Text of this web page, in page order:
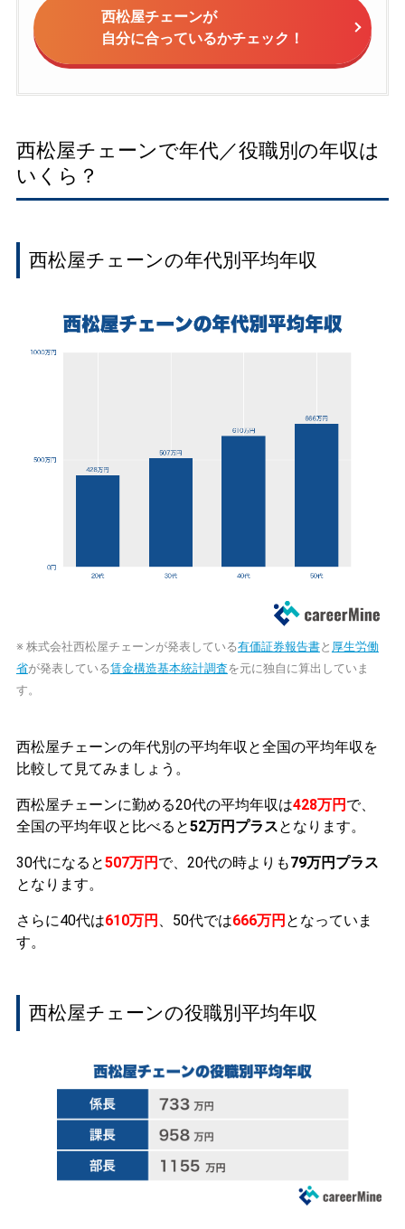
西松屋チェーンが
自分に合っているかチェック！
西松屋チェーンで年代／役職別の年収は
いくら？
西松屋チェーンの年代別平均年収
※ 株式会社西松屋チェーンが発表している有価証券報告書と 厚生労働
省が発表している賃金構造基本統計調査を元に独自に算出していま
す。
西松屋チェーンの年代別の平均年収と全国の平均年収を
比較して見てみましょう。
西松屋チェーンに勤める20代の平均年収は428万円 で、
全国の平均年収と比べると52万円プラスとなります。
30代になると507万円 で、20代の時よりも79万円プラス
となります。
さらに40代は610万円 、50代では666万円 となっていま
す。
西松屋チェーンの役職別平均年収